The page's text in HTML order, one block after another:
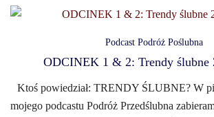
Podcast Podróż Poślubna
ODCINEK 1 & 2: Trendy ślubne
Ktoś powiedział: TRENDY ŚLUBNE? W
mojego podcastu Podróż Przedślubna